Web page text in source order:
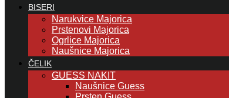
BISERI
Narukvice Majorica
Prstenovi Majorica
Ogrlice Majorica
Naušnice Majorica
ČELIK
GUESS NAKIT
Naušnice Guess